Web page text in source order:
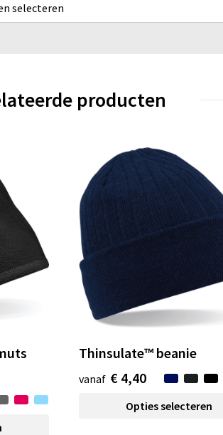
selecteren
producten
Thinsulate™ beanie
vanaf € 4,40
Opties selecteren